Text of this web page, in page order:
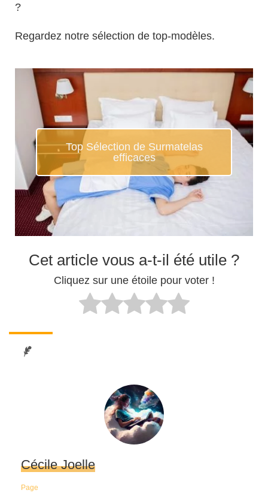
?
Regardez notre sélection de top-modèles.
Top Sélection de Surmatelas
efficaces
Cet article vous a-t-il été utile ?
Cliquez sur une étoile pour voter !
Cécile Joelle
Page